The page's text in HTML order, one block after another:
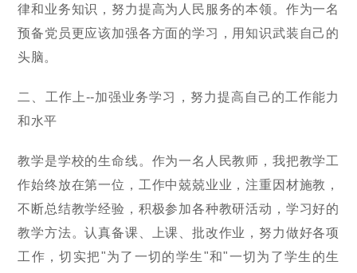
律和业务知识，努力提高为人民服务的本领。作为一名
预备党员更应该加强各方面的学习，用知识武装自己的
头脑。
二、工作上--加强业务学习，努力提高自己的工作能力
和水平
教学是学校的生命线。作为一名人民教师，我把教学工
作始终放在第一位，工作中兢兢业业，注重因材施教，
不断总结教学经验，积极参加各种教研活动，学习好的
教学方法。认真备课、上课、批改作业，努力做好各项
工作，切实把"为了一切的学生"和"一切为了学生的生